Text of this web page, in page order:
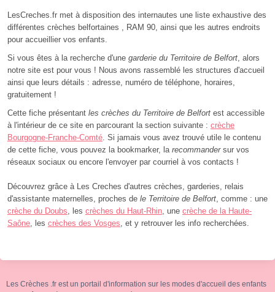
LesCreches.fr met à disposition des internautes une liste exhaustive des
différentes crèches belfortaines , RAM 90, ainsi que les autres endroits
pour accueillier vos enfants.
Si vous êtes à la recherche d'une garderie du Territoire de Belfort, alors
notre site est pour vous ! Nous avons rassemblé les structures d'accueil
ainsi que leurs détails : adresse, numéro de téléphone, horaires,
gratuitement !
Cette fiche présentant les crèches du Territoire de Belfort est accessible
à l'intérieur de ce site en parcourant la section suivante : crèche
Bourgogne-Franche-Comté. Si jamais vous avez trouvé utile le contenu
de cette fiche, vous pouvez la bookmarker, la recommandersur vos
réseaux sociaux ou encore l'envoyer par courriel à vos contacts !
Découvrez grâce à Les Creches d'autres crèches, garderies, relais
d'assistante maternelles, proches de le Territoire de Belfort, comme : une
crèche du Doubs, les crèches du Haut-Rhin, une crèche de la Haute-
Saône, les crèches des Vosges, et y retrouver les info recherchées.
Les Crèches .fr est un portail d'information sur les modes d'accueil des enfants